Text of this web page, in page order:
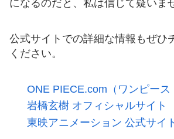
になるのだと、私は信じて疑いま
公式サイトでの詳細な情報もぜひ
ください。
ONE PIECE.com（ワンピース
岩橋玄樹 オフィシャルサイト
東映アニメーション 公式サイ